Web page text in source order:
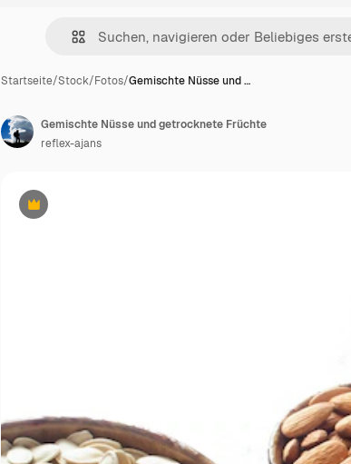
Startseite/Stock/Fotos/Gemischte Nüsse und …
Premium
Gemischte Nüsse und getrocknete Früchte
reflex-ajans